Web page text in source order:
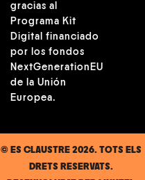
gracias al
Programa Kit
Digital financiado
por los fondos
NextGenerationEU
de la Unión
Europea.
© ES CLAUSTRE 2026. TOTS ELS
DRETS RESERVATS.